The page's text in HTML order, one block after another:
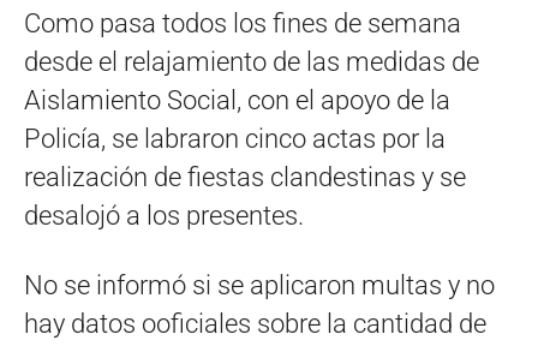
Como pasa todos los fines de semana
desde el relajamiento de las medidas de
Aislamiento Social, con el apoyo de la
Policía, se labraron cinco actas por la
realización de fiestas clandestinas y se
desalojó a los presentes.
No se informó si se aplicaron multas y no
hay datos ooficiales sobre la cantidad de